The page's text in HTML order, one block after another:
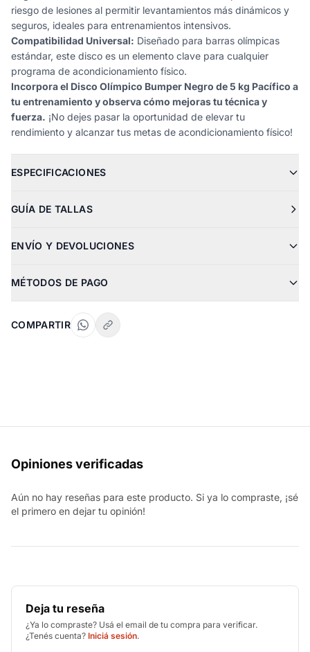
riesgo de lesiones al permitir levantamientos más dinámicos y
seguros, ideales para entrenamientos intensivos.
Compatibilidad Universal: Diseñado para barras olímpicas
estándar, este disco es un elemento clave para cualquier
programa de acondicionamiento físico.
Incorpora el Disco Olímpico Bumper Negro de 5 kg Pacífico a
tu entrenamiento y observa cómo mejoras tu técnica y
fuerza. ¡No dejes pasar la oportunidad de elevar tu
rendimiento y alcanzar tus metas de acondicionamiento físico!
ESPECIFICACIONES
GUÍA DE TALLAS
ENVÍO Y DEVOLUCIONES
MÉTODOS DE PAGO
COMPARTIR
Opiniones verificadas
Aún no hay reseñas para este producto. Si ya lo compraste, ¡sé
el primero en dejar tu opinión!
Deja tu reseña
¿Ya lo compraste? Usá el email de tu compra para verificar.
¿Tenés cuenta? Iniciá sesión.